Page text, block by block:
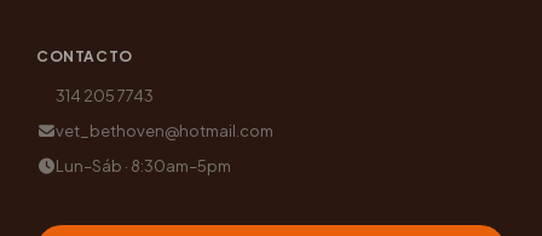
CONTACTO
314 205 7743
vet_bethoven@hotmail.com
Lun–Sáb · 8:30am–5pm